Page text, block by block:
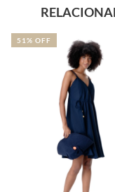
31% OFF